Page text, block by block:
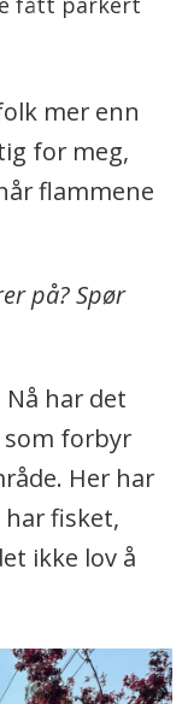
mer enn
for meg,
flammene
på? Spør
har det
forbyr
Her har
fisket,
ikke lov å